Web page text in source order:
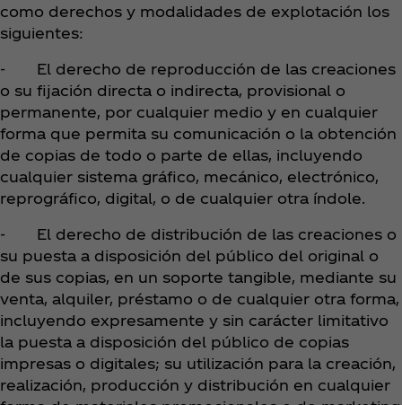
como derechos y modalidades de explotación los
siguientes:
- El derecho de reproducción de las creaciones
o su fijación directa o indirecta, provisional o
permanente, por cualquier medio y en cualquier
forma que permita su comunicación o la obtención
de copias de todo o parte de ellas, incluyendo
cualquier sistema gráfico, mecánico, electrónico,
reprográfico, digital, o de cualquier otra índole.
- El derecho de distribución de las creaciones o
su puesta a disposición del público del original o
de sus copias, en un soporte tangible, mediante su
venta, alquiler, préstamo o de cualquier otra forma,
incluyendo expresamente y sin carácter limitativo
la puesta a disposición del público de copias
impresas o digitales; su utilización para la creación,
realización, producción y distribución en cualquier